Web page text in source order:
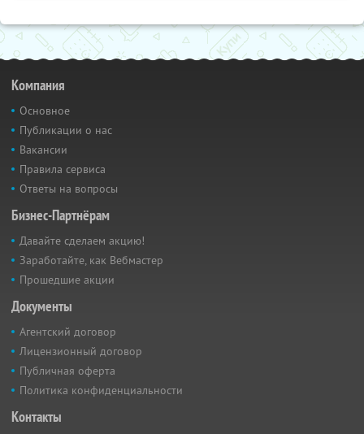
Компания
Основное
Публикации о нас
Вакансии
Правила сервиса
Ответы на вопросы
Бизнес-Партнёрам
Давайте сделаем акцию!
Заработайте, как Вебмастер
Прошедшие акции
Документы
Агентский договор
Лицензионный договор
Публичная оферта
Политика конфиденциальности
Контакты